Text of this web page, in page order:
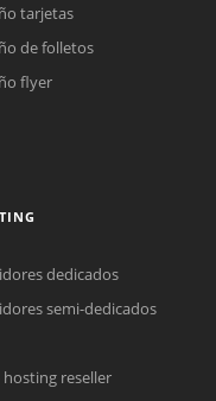
tarjetas
de folletos
flyer
dedicados
semi-dedicados
hosting reseller